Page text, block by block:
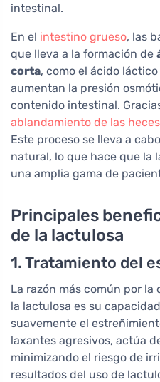
intestinal.
En el intestino grueso, las
que lleva a la formación de
corta, como el ácido
aumentan la presión
contenido intestinal.
ablandamiento de las heces
Este proceso se lleva a
natural, lo que hace que la
una amplia gama de
Principales
de la lactulosa
1. Tratamiento del
La razón más común por la
la lactulosa es su
suavemente el
laxantes agresivos, actúa
minimizando el riesgo de
resultados del uso de